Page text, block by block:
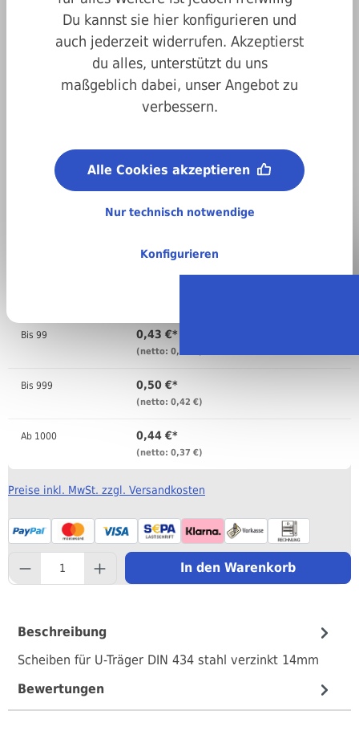
Innendurchmesser:
14,0 mm
Bis 99 0,43 €*
(netto: 0,36 €)
Bis 999 0,50 €*
(netto: 0,42 €)
Ab 1000 0,44 €*
(netto: 0,37 €)
Preise inkl. MwSt. zzgl. Versandkosten
In den Warenkorb
Beschreibung
Scheiben für U-Träger DIN 434 stahl verzinkt 14mm
Bewertungen
Du kannst sie hier konfigurieren und
auch jederzeit widerrufen. Akzeptierst
du alles, unterstützt du uns
maßgeblich dabei, unser Angebot zu
verbessern.
Alle Cookies akzeptieren
Nur technisch notwendige
Konfigurieren